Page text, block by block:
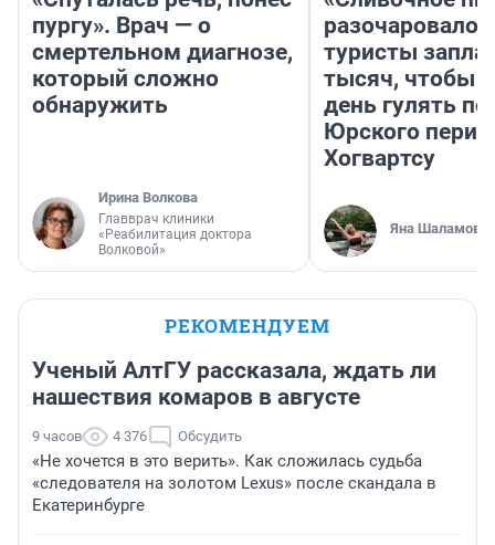
пургу». Врач — о
смертельном диагнозе,
который сложно
обнаружить
Ирина Волкова
Главврач клиники
«Реабилитация доктора
Волковой»
разочаровало»:
туристы
тысяч, чтобы
день гулять по
Юрского
Хогвартсу
Яна Шаламова
РЕКОМЕНДУЕМ
Ученый АлтГУ рассказала, ждать ли
нашествия комаров в августе
9 часов 4 376 Обсудить
«Не хочется в это верить». Как сложилась судьба
«следователя на золотом Lexus» после скандала в
Екатеринбурге